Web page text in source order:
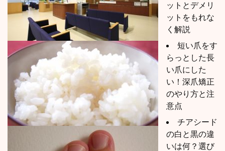
ットとデメリ
ットをもれな
く解説
短い爪をす
らっとした長
い爪にした
い！深爪矯正
のやり方と注
意点
チアシード
の白と黒の違
いは何？選び